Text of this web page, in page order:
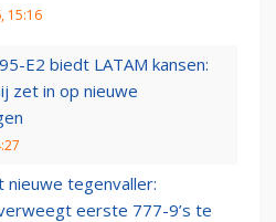
15:16
E2 biedt LATAM kansen:
zet in op nieuwe
nieuwe tegenvaller:
eerste 777-9’s te